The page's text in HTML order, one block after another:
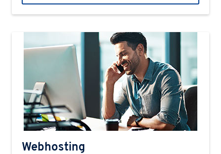
Webhosting